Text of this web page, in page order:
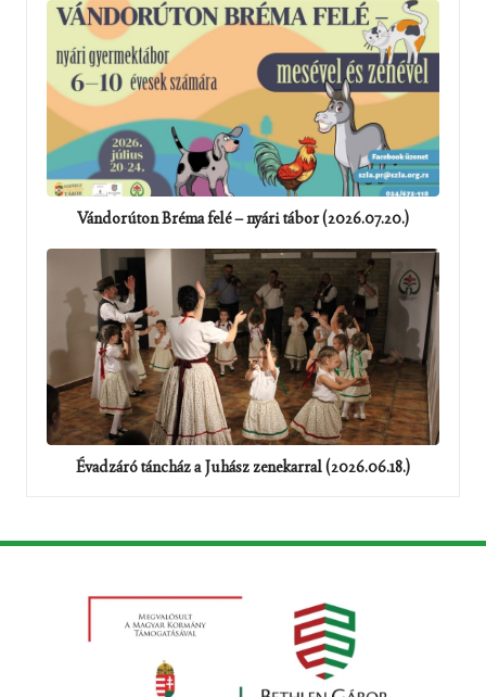
Vándorúton Bréma felé – nyári tábor (2026.07.20.)
Évadzáró táncház a Juhász zenekarral (2026.06.18.)